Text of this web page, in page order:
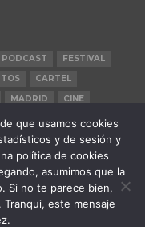
PODCAST
FESTIVAL
CARTEL
MADRID
CINE
CRÓNICA
F.A.Q.
CONTACTO
que usamos cookies
y de sesión y
política de cookies
asumimos que la
Si no te parece bien,
este mensaje